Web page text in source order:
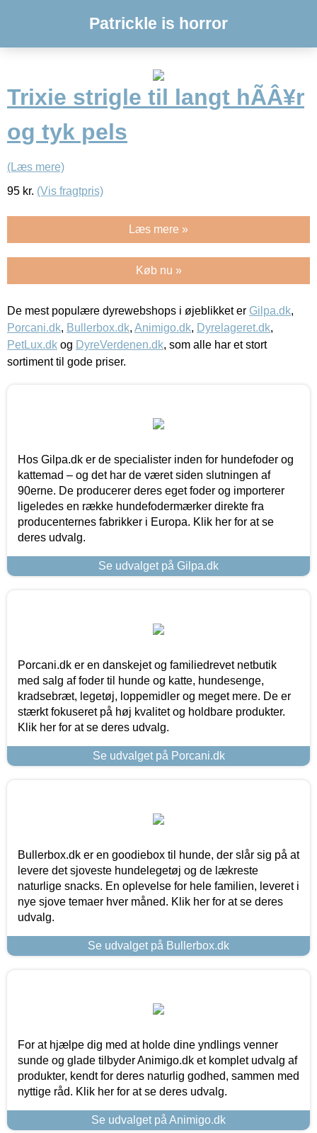
Patrickle is horror
Trixie strigle til langt hÃÂ¥r
og tyk pels
(Læs mere)
95 kr. (Vis fragtpris)
Læs mere »
Køb nu »
De mest populære dyrewebshops i øjeblikket er Gilpa.dk,
Porcani.dk, Bullerbox.dk, Animigo.dk, Dyrelageret.dk,
PetLux.dk og DyreVerdenen.dk, som alle har et stort
sortiment til gode priser.
Hos Gilpa.dk er de specialister inden for hundefoder og
kattemad – og det har de været siden slutningen af
90erne. De producerer deres eget foder og importerer
ligeledes en række hundefodermærker direkte fra
producenternes fabrikker i Europa. Klik her for at se
deres udvalg.
Se udvalget på Gilpa.dk
Porcani.dk er en danskejet og familiedrevet netbutik
med salg af foder til hunde og katte, hundesenge,
kradsebræt, legetøj, loppemidler og meget mere. De er
stærkt fokuseret på høj kvalitet og holdbare produkter.
Klik her for at se deres udvalg.
Se udvalget på Porcani.dk
Bullerbox.dk er en goodiebox til hunde, der slår sig på at
levere det sjoveste hundelegetøj og de lækreste
naturlige snacks. En oplevelse for hele familien, leveret i
nye sjove temaer hver måned. Klik her for at se deres
udvalg.
Se udvalget på Bullerbox.dk
For at hjælpe dig med at holde dine yndlings venner
sunde og glade tilbyder Animigo.dk et komplet udvalg af
produkter, kendt for deres naturlig godhed, sammen med
nyttige råd. Klik her for at se deres udvalg.
Se udvalget på Animigo.dk